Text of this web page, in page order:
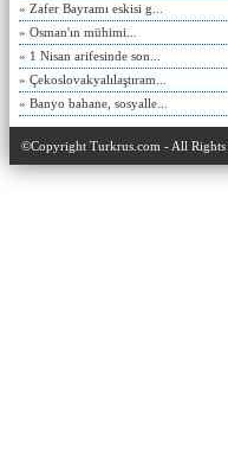
» Zafer Bayramı eskisi g...
» Osman'ın mühimi...
» 1 Nisan arifesinde son...
» Çekoslovakyalılaştıram...
» Banyo bahane, sosyalle...
©Copyright Turkrus.com - All Rights